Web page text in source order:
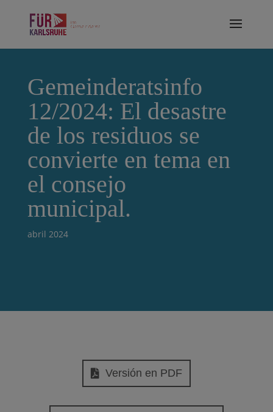
Gemeinderatsinfo
12/2024: El desastre
de los residuos se
convierte en tema en
el consejo
municipal.
abril 2024
Versión en PDF